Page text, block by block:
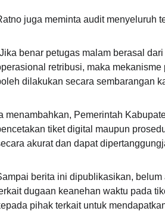
juga meminta audit menyeluruh
benar petugas malam berasal
retribusi, maka
dilakukan secara sembarangan
menambahkan, Pemerintah
tiket digital maupun
akurat dan dapat
berita ini dipublikasikan,
dugaan keanehan waktu pada
pihak terkait untuk